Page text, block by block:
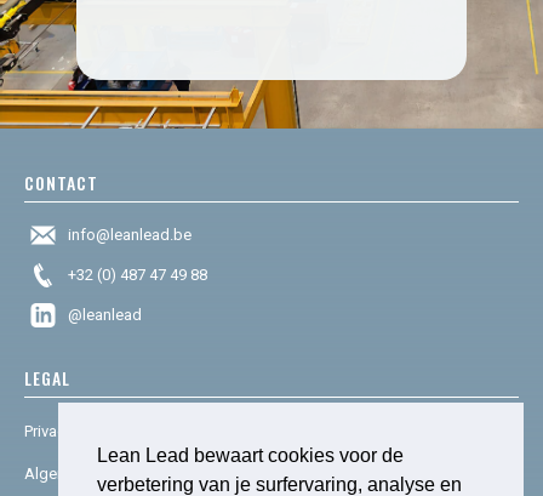
Lean Lead bewaart cookies voor de
verbetering van je surfervaring, analyse en
CONTACT
info@leanlead.be
+32 (0) 487 47 49 88
@leanlead
LEGAL
Privacy & cookies
Algemene voorwaarden